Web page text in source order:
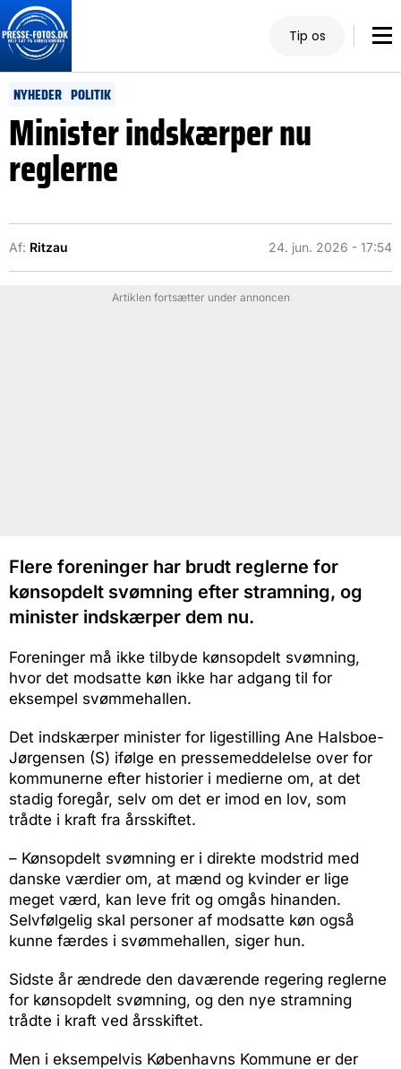
Tip os
NYHEDER POLITIK
Minister indskærper nu
reglerne
Af: Ritzau 24. jun. 2026 - 17:54
Artiklen fortsætter under annoncen
Flere foreninger har brudt reglerne for
kønsopdelt svømning efter stramning, og
minister indskærper dem nu.
Foreninger må ikke tilbyde kønsopdelt svømning,
hvor det modsatte køn ikke har adgang til for
eksempel svømmehallen.
Det indskærper minister for ligestilling Ane Halsboe-
Jørgensen (S) ifølge en pressemeddelelse over for
kommunerne efter historier i medierne om, at det
stadig foregår, selv om det er imod en lov, som
trådte i kraft fra årsskiftet.
– Kønsopdelt svømning er i direkte modstrid med
danske værdier om, at mænd og kvinder er lige
meget værd, kan leve frit og omgås hinanden.
Selvfølgelig skal personer af modsatte køn også
kunne færdes i svømmehallen, siger hun.
Sidste år ændrede den daværende regering reglerne
for kønsopdelt svømning, og den nye stramning
trådte i kraft ved årsskiftet.
Men i eksempelvis Københavns Kommune er der